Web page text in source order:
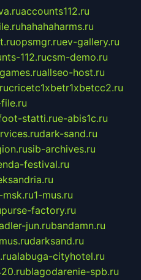
accounts112.ru
hahahaharms.ru
opsmgr.ruev-gallery.ru
112.rucsm-demo.ru
allseo-host.ru
cricetc1xbetr1xbetcc2.ru
statti.rue-abis1c.ru
dark-sand.ru
sib-archives.ru
festival.ru
1-mus.ru
purse-factory.ru
jun.rubandamn.ru
darksand.ru
alabuga-cityhotel.ru
blagodarenie-spb.ru